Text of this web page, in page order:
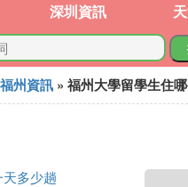
深圳資訊
福州資訊 » 福州大學留學生住
天多少趟